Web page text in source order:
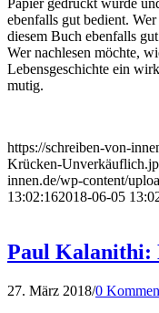
Papier gedruckt wurde
ebenfalls gut bedient.
diesem Buch ebenfalls
Wer nachlesen möchte,
Lebensgeschichte ein
mutig.
https://schreiben-von-
Krücken-
innen.de/wp-content/
13:02:162018-06-05
Paul Kalanithi:
27. März 2018/0